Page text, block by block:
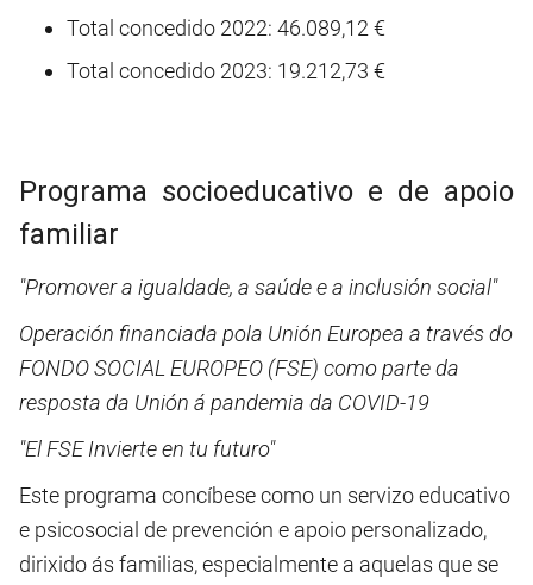
Total concedido 2022: 46.089,12 €
Total concedido 2023: 19.212,73 €
Programa socioeducativo e de apoio
familiar
"Promover a igualdade, a saúde e a inclusión social"
Operación financiada pola Unión Europea a través do
FONDO SOCIAL EUROPEO (FSE) como parte da
resposta da Unión á pandemia da COVID-19
"El FSE Invierte en tu futuro"
Este programa concíbese como un servizo educativo
e psicosocial de prevención e apoio personalizado,
dirixido ás familias, especialmente a aquelas que se